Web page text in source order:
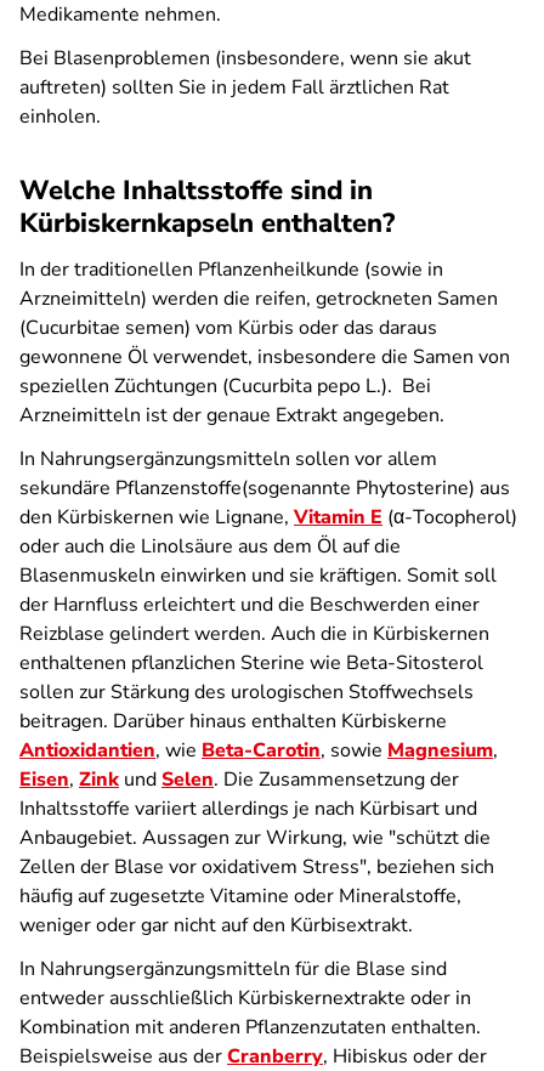
Medikamente nehmen.
Bei Blasenproblemen (insbesondere, wenn sie akut
auftreten) sollten Sie in jedem Fall ärztlichen Rat
einholen.
Welche Inhaltsstoffe sind in
Kürbiskernkapseln enthalten?
In der traditionellen Pflanzenheilkunde (sowie in
Arzneimitteln) werden die reifen, getrockneten Samen
(Cucurbitae semen) vom Kürbis oder das daraus
gewonnene Öl verwendet, insbesondere die Samen von
speziellen Züchtungen (Cucurbita pepo L.). Bei
Arzneimitteln ist der genaue Extrakt angegeben.
In Nahrungsergänzungsmitteln sollen vor allem
sekundäre Pflanzenstoffe(sogenannte Phytosterine) aus
den Kürbiskernen wie Lignane, Vitamin E (α-Tocopherol)
oder auch die Linolsäure aus dem Öl auf die
Blasenmuskeln einwirken und sie kräftigen. Somit soll
der Harnfluss erleichtert und die Beschwerden einer
Reizblase gelindert werden. Auch die in Kürbiskernen
enthaltenen pflanzlichen Sterine wie Beta-Sitosterol
sollen zur Stärkung des urologischen Stoffwechsels
beitragen. Darüber hinaus enthalten Kürbiskerne
Antioxidantien, wie Beta-Carotin, sowie Magnesium,
Eisen, Zink undSelen. Die Zusammensetzung der
Inhaltsstoffe variiert allerdings je nach Kürbisart und
Anbaugebiet. Aussagen zur Wirkung, wie "schützt die
Zellen der Blase vor oxidativem Stress", beziehen sich
häufig auf zugesetzte Vitamine oder Mineralstoffe,
weniger oder gar nicht auf den Kürbisextrakt.
In Nahrungs­ergänzungs­mitteln für die Blase sind
entweder ausschließlich Kürbiskern­extrakte oder in
Kombination mit anderen Pflanzen­zutaten enthalten.
Beispielsweise aus derCranberry, Hibiskus oder der